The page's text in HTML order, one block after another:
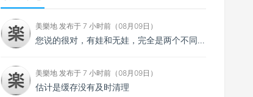
美樂地 发布于 7 小时前（08月09日）
您说的很对，有娃和无娃，完全是两个不同的体验！
美樂地 发布于 7 小时前（08月09日）
估计是缓存没有及时清理